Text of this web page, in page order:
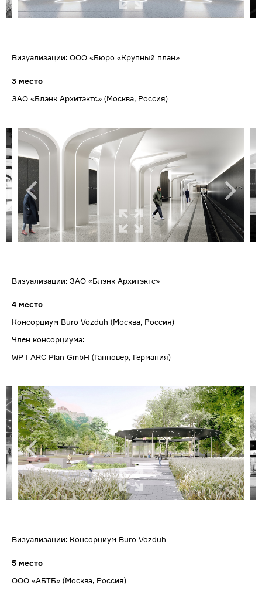
Визуализации: ООО «Бюро «Крупный план»
3 место
ЗАО «Блэнк Архитэктс» (Москва, Россия)
Визуализации: ЗАО «Блэнк Архитэктс»
4 место
Консорциум Buro Vozduh (Москва, Россия)
Член консорциума:
WP I ARC Plan GmbH (Ганновер, Германия)
Визуализации: Консорциум Buro Vozduh
5 место
ООО «АБТБ» (Москва, Россия)